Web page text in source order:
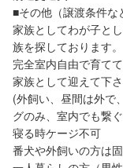
■その他（譲渡条件な
家族としてわが子と
族を探しております。
完全室内自由で育て
家族として迎えて下
(外飼い、昼間は外で
グのみ、室内でも繋
寝る時ケージ不可
番犬や外飼いの方は